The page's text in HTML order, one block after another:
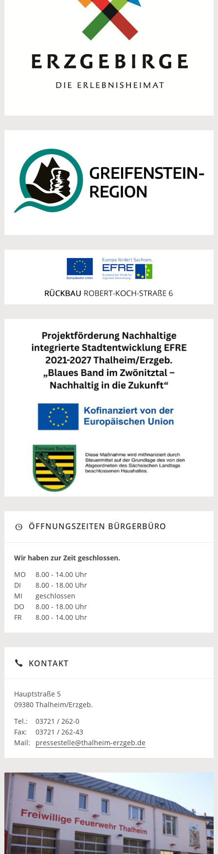
ÖFFNUNGSZEITEN BÜRGERBÜRO
Wir haben zur Zeit geschlossen.
MO
8.00 - 14.00 Uhr
DI
8.00 - 18.00 Uhr
MI
geschlossen
DO
8.00 - 18.00 Uhr
FR
8.00 - 14.00 Uhr
KONTAKT
Hauptstraße 5
09380 Thalheim/Erzgeb.
Tel.:
03721 / 262-0
Fax:
03721 / 262-43
Mail:
pressestelle@thalheim-erzgeb.de